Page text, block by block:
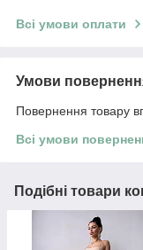
Всі умови оплати
Умови
Повернення товару
Всі умови
Подібні товари